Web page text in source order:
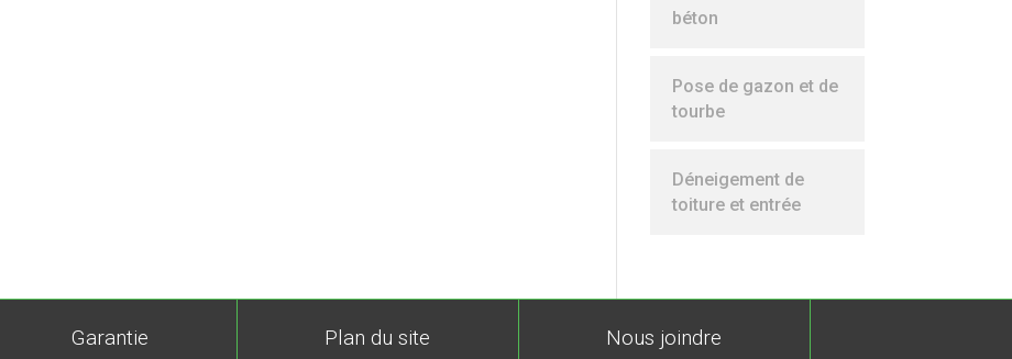
béton
Pose de gazon et de
tourbe
Déneigement de
toiture et entrée
Garantie Plan du site Nous joindre